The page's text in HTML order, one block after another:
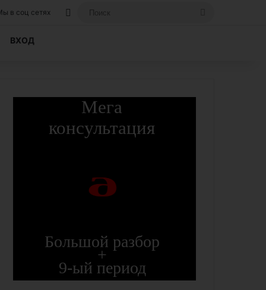
в соц сетях Вход, если вы уже регистрировались на
ВХОД
Мега
консультация
Большой разбор
+
9-ый период
9